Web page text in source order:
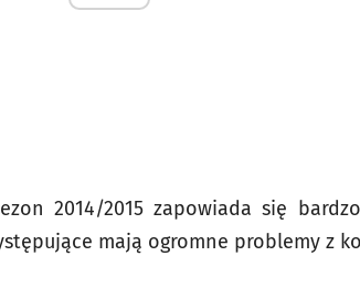
2014/2015 zapowiada się
mają ogromne problemy z